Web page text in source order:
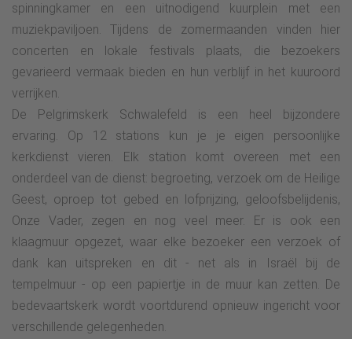
spinningkamer en een uitnodigend kuurplein met een
muziekpaviljoen. Tijdens de zomermaanden vinden hier
concerten en lokale festivals plaats, die bezoekers
gevarieerd vermaak bieden en hun verblijf in het kuuroord
verrijken.
De Pelgrimskerk Schwalefeld is een heel bijzondere
ervaring. Op 12 stations kun je je eigen persoonlijke
kerkdienst vieren. Elk station komt overeen met een
onderdeel van de dienst: begroeting, verzoek om de Heilige
Geest, oproep tot gebed en lofprijzing, geloofsbelijdenis,
Onze Vader, zegen en nog veel meer. Er is ook een
klaagmuur opgezet, waar elke bezoeker een verzoek of
dank kan uitspreken en dit - net als in Israël bij de
tempelmuur - op een papiertje in de muur kan zetten. De
bedevaartskerk wordt voortdurend opnieuw ingericht voor
verschillende gelegenheden.